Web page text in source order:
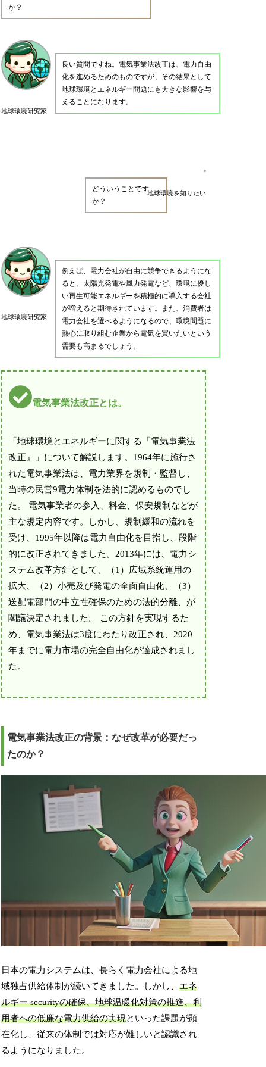
か？
地球環境研究家
良い質問ですね。電気事業法改正は、電力自由
化を進めるためのものですが、その結果として
地球環境とエネルギー問題にも大きな影響を与
えることになります。
地球環境を知りたい
どういうことです
か？
地球環境研究家
例えば、電力会社が自由に競争できるようにな
ると、太陽光発電や風力発電など、環境に優し
い再生可能エネルギーを積極的に導入する会社
が増えると期待されています。また、消費者は
電力会社を選べるようになるので、環境問題に
熱心に取り組む企業から電気を買いたいという
需要も高まるでしょう。
電気事業法改正とは。
「地球環境とエネルギーに関する『電気事業法
改正』」について解説します。1964年に施行さ
れた電気事業法は、電力業界を規制・監督し、
当時の民営9電力体制を法的に認めるものでし
た。 電気事業者の参入、料金、保安規制などが
主な規定内容です。しかし、規制緩和の流れを
受け、1995年以降は電力自由化を目指し、段階
的に改正されてきました。2013年には、電力シ
ステム改革方針として、（1）広域系統運用の
拡大、（2）小売及び発電の全面自由化、（3）
送配電部門の中立性確保のための法的分離、が
閣議決定されました。 この方針を実現するた
め、電気事業法は3度にわたり改正され、2020
年までに電力市場の完全自由化が達成されまし
た。
電気事業法改正の背景：なぜ改革が必要だっ
たのか？
日本の電力システムは、長らく電力会社による地
域独占供給体制が続いてきました。しかし、エネ
ルギー securityの確保、地球温暖化対策の推進、利
用者への低廉な電力供給の実現といった課題が顕
在化し、従来の体制では対応が難しいと認識され
るようになりました。